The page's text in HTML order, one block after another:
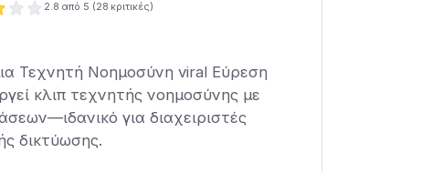
2.8 από 5 (28 κριτικές)
Τεχνητή Νοημοσύνη viral Εύρεση
κλιπ τεχνητής νοημοσύνης με
για διαχειριστές
δικτύωσης.